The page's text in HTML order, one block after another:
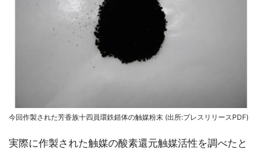
今回作製された芳香族十四員環鉄錯体の触媒粉末 (出所:プレスリリースPDF)
実際に作製された触媒の酸素還元触媒活性を調べたと